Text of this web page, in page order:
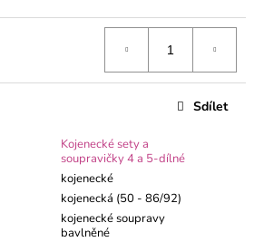
Kojenecké sety a
soupravičky 4 a 5-dílné
kojenecké
kojenecká (50 - 86/92)
kojenecké soupravy
bavlněné
Sdílet